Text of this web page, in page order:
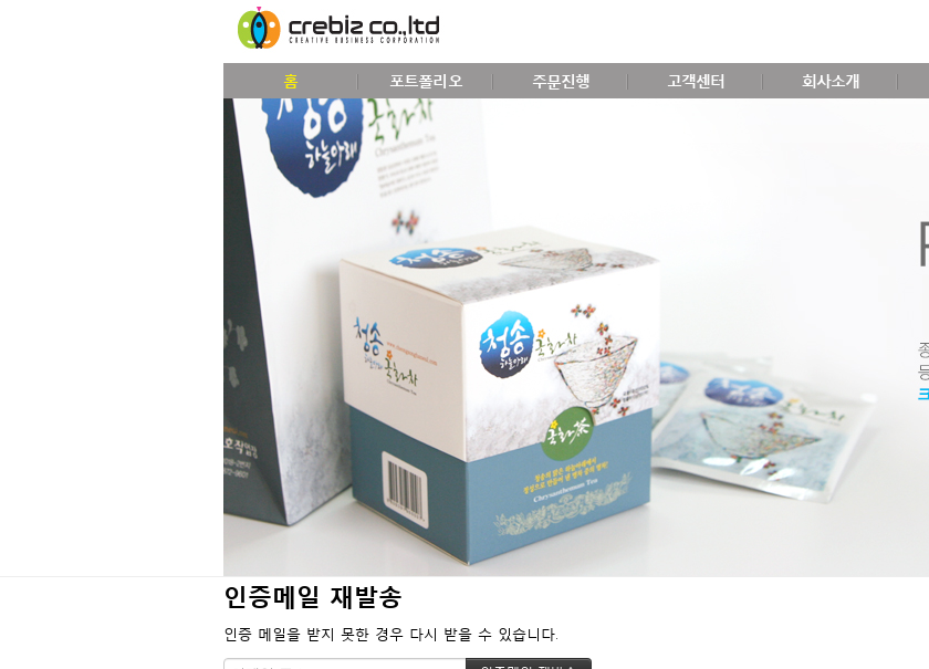
홈 포트폴리오 주문진행 고객센터 회사소개
인증메일 재발송
인증 메일을 받지 못한 경우 다시 받을 수 있습니다.